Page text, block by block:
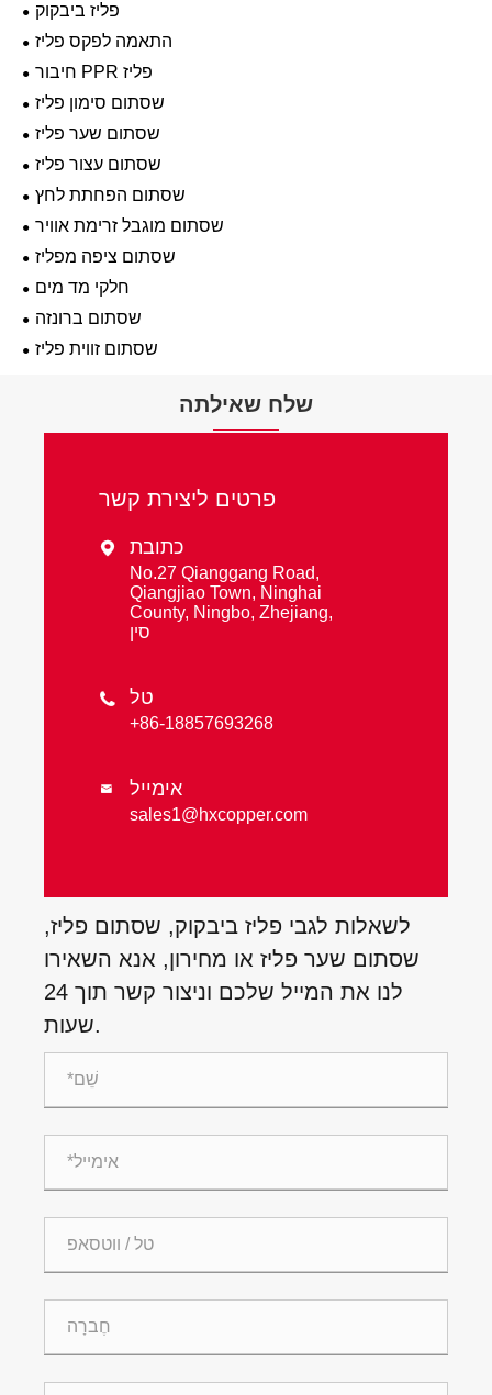
פליז ביבקוק
התאמה לפקס פליז
חיבור PPR פליז
שסתום סימון פליז
שסתום שער פליז
שסתום עצור פליז
שסתום הפחתת לחץ
שסתום מוגבל זרימת אוויר
שסתום ציפה מפליז
חלקי מד מים
שסתום ברונזה
שסתום זווית פליז
שלח שאילתה
פרטים ליצירת קשר
 כתובת
No.27 Qianggang Road,
Qiangjiao Town, Ninghai
County, Ningbo, Zhejiang,
סין
 טל
+86-18857693268
 אימייל
sales1@hxcopper.com
לשאלות לגבי פליז ביבקוק, שסתום פליז,
שסתום שער פליז או מחירון, אנא השאירו
לנו את המייל שלכם וניצור קשר תוך 24
שעות.